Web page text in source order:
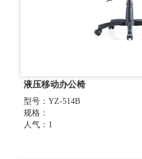
液压移动办公椅
型号：YZ-514B
规格：
人气：1